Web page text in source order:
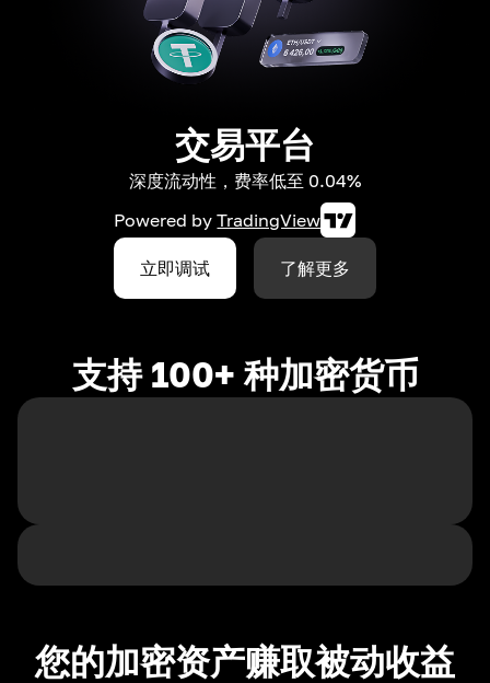
交易平台
深度流动性，费率低至 0.04%
Powered by TradingView
立即调试 了解更多
支持 100+ 种加密货币
您的加密资产赚取被动收益